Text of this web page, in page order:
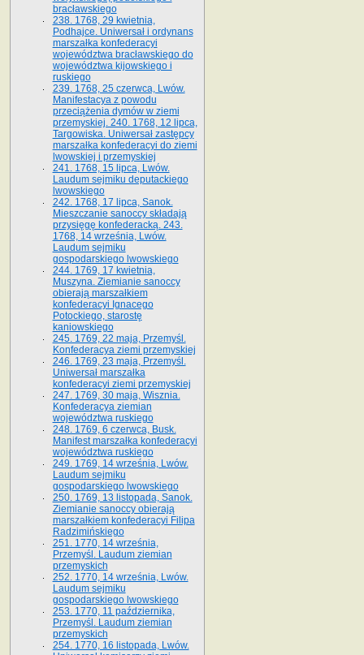
bracławskiego
238. 1768, 29 kwietnia,
Podhajce. Uniwersał i ordynans
marszałka konfederacyi
województwa bracławskiego do
wo­jewództwa kijowskiego i
ruskiego
239. 1768, 25 czerwca, Lwów.
Manifestacya z powodu
przeciążenia dymów w ziemi
przemyskiej. 240. 1768, 12 lipca,
Targowiska. Uniwersał zastępcy
marszałka konfederacyi do ziemi
lwowskiej i przemyskiej
241. 1768, 15 lipca, Lwów.
Laudum sejmiku deputackiego
lwowskiego
242. 1768, 17 lipca, Sanok.
Mieszczanie sanoccy składają
przysięgę konfederacką. 243.
1768, 14 września, Lwów.
Laudum sejmiku
gospodarskiego lwowskiego
244. 1769, 17 kwietnia,
Muszyna. Ziemianie sanoccy
obierają marszałkiem
konfederacyi Ignacego
Potockiego, starostę
kaniowskiego
245. 1769, 22 maja, Przemyśl.
Konfederacya ziemi przemyskiej
246. 1769, 23 maja, Przemyśl.
Uniwersał marszałka
konfederacyi ziemi przemyskiej
247. 1769, 30 maja, Wisznia.
Konfederacya ziemian
województwa ruskiego
248. 1769, 6 czerwca, Busk.
Manifest marszałka konfederacyi
województwa ruskiego
249. 1769, 14 września, Lwów.
Laudum sejmiku
gospodarskiego lwowskiego
250. 1769, 13 listopada, Sanok.
Ziemianie sanoccy obierają
marszałkiem konfederacyi Filipa
Radzimińskiego
251. 1770, 14 września,
Przemyśl. Laudum ziemian
przemyskich
252. 1770, 14 września, Lwów.
Laudum sejmiku
gospodarskiego lwowskiego
253. 1770, 11 października,
Przemyśl. Laudum ziemian
przemyskich
254. 1770, 16 listopada, Lwów.